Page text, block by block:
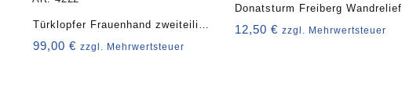
Türklopfer Frauenhand zweiteilig
Art. 4222
99,00 € zzgl. Mehrwertsteuer
Donatsturm Freiberg Wandrelief
12,50€ zzgl. Mehrwertsteuer